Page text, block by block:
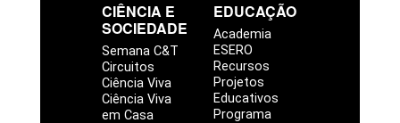
CIÊNCIA E
SOCIEDADE
Semana C&T
Circuitos
Ciência Viva
Ciência Viva
em Casa
EDUCAÇÃO
Academia
ESERO
Recursos
Projetos
Educativos
Programa